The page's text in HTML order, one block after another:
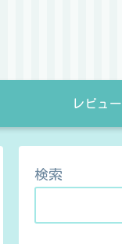
レビュー
検索